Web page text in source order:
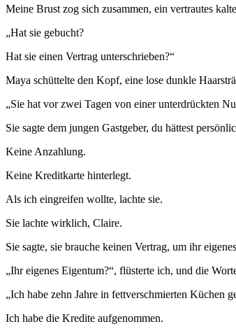
Meine Brust zog sich zusammen, ein vertrautes
„Hat sie gebucht?
Hat sie einen Vertrag unterschrieben?“
Maya schüttelte den Kopf, eine lose dunkle
„Sie hat vor zwei Tagen von einer unterdrückten
Sie sagte dem jungen Gastgeber, du hättest
Keine Anzahlung.
Keine Kreditkarte hinterlegt.
Als ich eingreifen wollte, lachte sie.
Sie lachte wirklich, Claire.
Sie sagte, sie brauche keinen Vertrag, um ihr
„Ihr eigenes Eigentum?“, flüsterte ich, und die
„Ich habe zehn Jahre in fettverschmierten Küchen
Ich habe die Kredite aufgenommen.